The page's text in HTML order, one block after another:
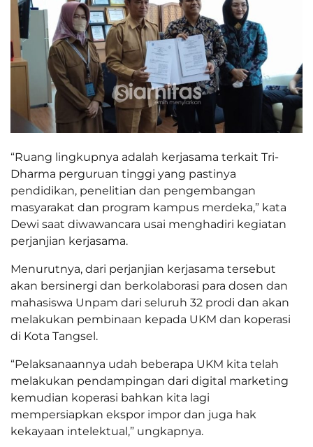
“Ruang lingkupnya adalah kerjasama terkait Tri-
Dharma perguruan tinggi yang pastinya
pendidikan, penelitian dan pengembangan
masyarakat dan program kampus merdeka,” kata
Dewi saat diwawancara usai menghadiri kegiatan
perjanjian kerjasama.
Menurutnya, dari perjanjian kerjasama tersebut
akan bersinergi dan berkolaborasi para dosen dan
mahasiswa Unpam dari seluruh 32 prodi dan akan
melakukan pembinaan kepada UKM dan koperasi
di Kota Tangsel.
“Pelaksanaannya udah beberapa UKM kita telah
melakukan pendampingan dari digital marketing
kemudian koperasi bahkan kita lagi
mempersiapkan ekspor impor dan juga hak
kekayaan intelektual,” ungkapnya.